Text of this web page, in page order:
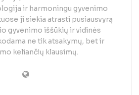
ir harmoningu gyvenimo
ji siekia atrasti pusiausvyrą
gyvenimo iššūkių ir vidinės
ne tik atsakymų, bet ir
keliančių klausimų.